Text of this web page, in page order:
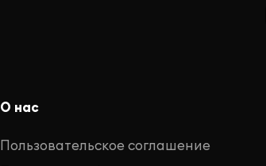
О нас
Пользовательское соглашение